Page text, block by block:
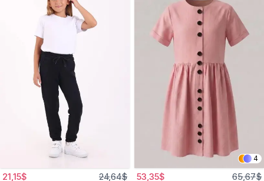
21,15$ 24,64$
4
53,35$ 65,67$